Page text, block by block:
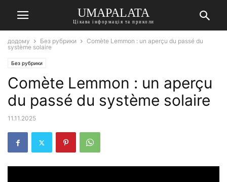
UMAPALATA
Цікава інформація та приколи
додому Без рубрики
Comète Lemmon : un aperçu du passé du
système solaire
Без рубрики
Comète Lemmon : un aperçu
du passé du système solaire
11.11.2025